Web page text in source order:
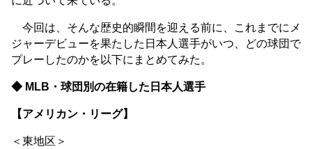
今回は、そんな歴史的瞬間を迎える前に、これまでにメ
ジャーデビューを果たした日本人選手がいつ、どの球団で
プレーしたのかを以下にまとめてみた。
◆ MLB・球団別の在籍した日本人選手
【アメリカン・リーグ】
＜東地区＞